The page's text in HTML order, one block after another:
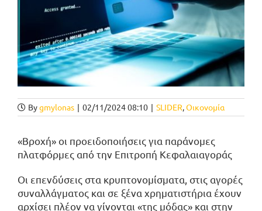
Bygmylonas | 02/11/2024 08:10 | SLIDER,Οικονομία
«Βροχή» οι προειδοποιήσεις για παράνομες
πλατφόρμες από την Επιτροπή Κεφαλαιαγοράς
Οι επενδύσεις στα κρυπτονομίσματα, στις αγορές
συναλλάγματος και σε ξένα χρηματιστήρια έχουν
αρχίσει πλέον να γίνονται «της μόδας» και στην